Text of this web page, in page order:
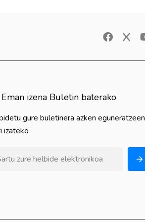
Eman izena Buletin baterako
gure buletinera azken eguneratzeen
izateko